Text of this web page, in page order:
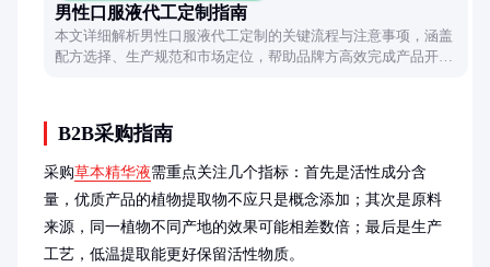
男性口服液代工定制指南
本文详细解析男性口服液代工定制的关键流程与注意事项，涵盖
配方选择、生产规范和市场定位，帮助品牌方高效完成产品开
B2B采购指南
采购草本精华液需重点关注几个指标：首先是活性成分含
量，优质产品的植物提取物不应只是概念添加；其次是原料
来源，同一植物不同产地的效果可能相差数倍；最后是生产
工艺，低温提取能更好保留活性物质。